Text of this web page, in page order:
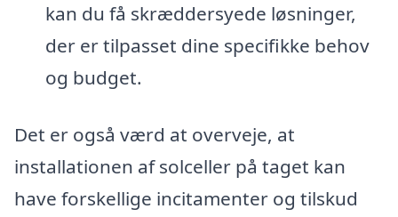
kan du få skræddersyede løsninger,
der er tilpasset dine specifikke behov
og budget.
Det er også værd at overveje, at
installationen af solceller på taget kan
have forskellige incitamenter og tilskud